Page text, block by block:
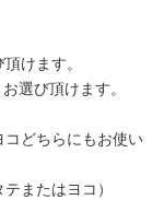
けます。
選び頂けます。
どちらにもお使い
またはヨコ）